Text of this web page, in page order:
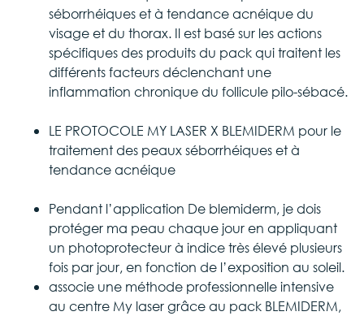
séborrhéiques et à tendance acnéique du
visage et du thorax. Il est basé sur les actions
spécifiques des produits du pack qui traitent les
différents facteurs déclenchant une
inflammation chronique du follicule pilo-sébacé.
LE PROTOCOLE MY LASER X BLEMIDERM pour le
traitement des peaux séborrhéiques et à
tendance acnéique
Pendant l’application De blemiderm, je dois
protéger ma peau chaque jour en appliquant
un photoprotecteur à indice très élevé plusieurs
fois par jour, en fonction de l’exposition au soleil.
associe une méthode professionnelle intensive
au centre My laser grâce au pack BLEMIDERM,